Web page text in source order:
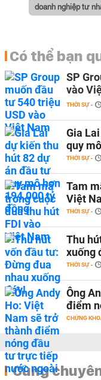
doanh nghiệp tư
Có thể bạn
SP
vào
THỜI SỰ -
Gia
quy
THỜI SỰ -
Tam
Việt
THỜI SỰ -
Thu
xuống
THỜI SỰ -
Ông
điểm
CHỨNG
Cùng